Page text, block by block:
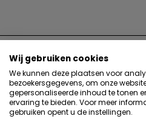
Wij gebruiken cookies
We kunnen deze plaatsen voor
bezoekersgegevens, om onze
gepersonaliseerde inhoud te tonen
ervaring te bieden. Voor meer
gebruiken opent u de instellingen.